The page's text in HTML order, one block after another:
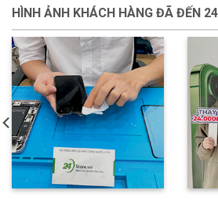
HÌNH ẢNH KHÁCH HÀNG ĐÃ ĐẾN